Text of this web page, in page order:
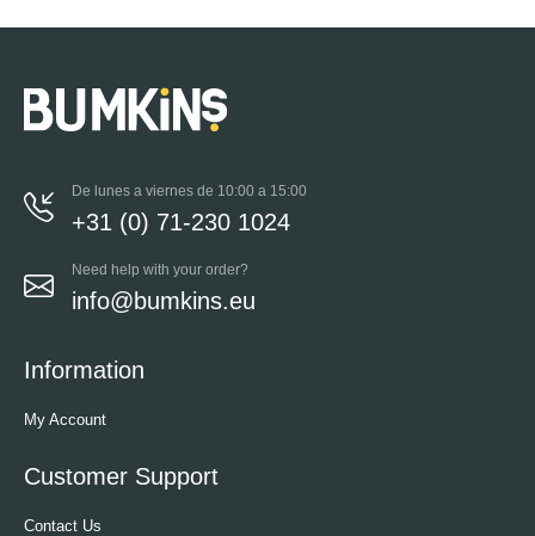
De lunes a viernes de 10:00 a 15:00
+31 (0) 71-230 1024
Need help with your order?
info@bumkins.eu
Information
My Account
Customer Support
Contact Us